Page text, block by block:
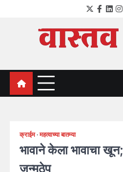
Twitter
a leading NEWS portal of
क्राईम महत्वाच्या बातम्या
भावाने केला भावाचा
जन्मठेप